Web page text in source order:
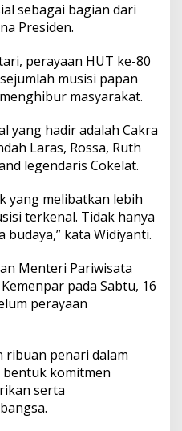
sebagai bagian dari
Presiden.
perayaan HUT ke-80
musisi papan
masyarakat.
yang hadir adalah Cakra
Laras, Rossa, Ruth
legendaris Cokelat.
yang melibatkan lebih
terkenal. Tidak hanya
kata Widiyanti.
Menteri Pariwisata
pada Sabtu, 16
perayaan
ribuan penari dalam
bentuk komitmen
serta